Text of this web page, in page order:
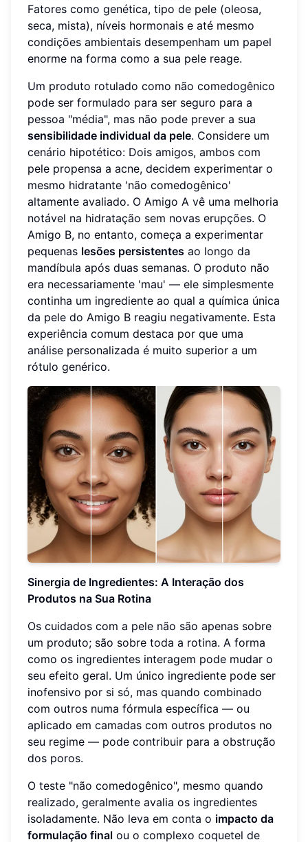
Fatores como genética, tipo de pele (oleosa,
seca, mista), níveis hormonais e até mesmo
condições ambientais desempenham um papel
enorme na forma como a sua pele reage.
Um produto rotulado como não comedogênico
pode ser formulado para ser seguro para a
pessoa "média", mas não pode prever a sua
sensibilidade individual da pele. Considere um
cenário hipotético: Dois amigos, ambos com
pele propensa a acne, decidem experimentar o
mesmo hidratante 'não comedogênico'
altamente avaliado. O Amigo A vê uma melhoria
notável na hidratação sem novas erupções. O
Amigo B, no entanto, começa a experimentar
pequenas lesões persistentes ao longo da
mandíbula após duas semanas. O produto não
era necessariamente 'mau' — ele simplesmente
continha um ingrediente ao qual a química única
da pele do Amigo B reagiu negativamente. Esta
experiência comum destaca por que uma
análise personalizada é muito superior a um
rótulo genérico.
Sinergia de Ingredientes: A Interação dos
Produtos na Sua Rotina
Os cuidados com a pele não são apenas sobre
um produto; são sobre toda a rotina. A forma
como os ingredientes interagem pode mudar o
seu efeito geral. Um único ingrediente pode ser
inofensivo por si só, mas quando combinado
com outros numa fórmula específica — ou
aplicado em camadas com outros produtos no
seu regime — pode contribuir para a obstrução
dos poros.
O teste "não comedogênico", mesmo quando
realizado, geralmente avalia os ingredientes
isoladamente. Não leva em conta o impacto da
formulação final ou o complexo coquetel de